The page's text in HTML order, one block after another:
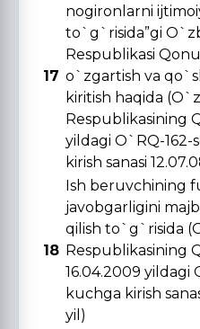
17
nogironlarni
to`g`risida”gi
Respublikasi
o`zgartish va
kiritish haqida
Respublikasining
yildagi O`RQ-162-
kirish sanasi
18
Ish beruvchining
javobgarligini
qilish to`g`risida
Respublikasining
16.04.2009 yildagi
kuchga kirish
yil)